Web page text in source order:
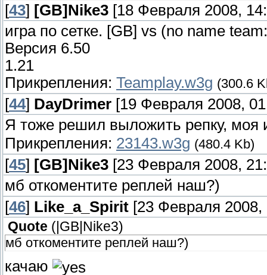
[43] [GB]Nike3 [18 Февраля 2008,
игра по сетке. [GB] vs (no name
Версия 6.50
1.21
Прикрепления: Teamplay.w3g (300.6
[44] DayDrimer [19 Февраля 2008,
Я тоже решил выложить репку, моя
Прикрепления: 23143.w3g (480.4 Kb)
[45] [GB]Nike3 [23 Февраля 2008,
мб откоментите реплей наш?)
[46] Like_a_Spirit [23 Февраля 2008,
Quote ( |GB|Nike3)
мб откоментите реплей наш?)
качаю